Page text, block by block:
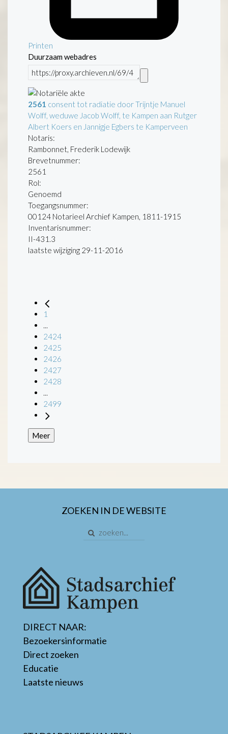
Printen
Duurzaam webadres
2561 consent tot radiatie door Trijntje Manuel
Wolff, weduwe Jacob Wolff, te Kampen aan Rutger
Albert Koers en Jannigje Egbers te Kamperveen
Notaris:
Rambonnet, Frederik Lodewijk
Brevetnummer:
2561
Rol:
Genoemd
Toegangsnummer:
00124 Notarieel Archief Kampen, 1811-1915
Inventarisnummer:
II-431.3
laatste wijziging 29-11-2016
1
2424
2425
2426
2427
2428
2499
Meer
ZOEKEN IN DE WEBSITE
DIRECT NAAR:
Bezoekersinformatie
Direct zoeken
Educatie
Laatste nieuws